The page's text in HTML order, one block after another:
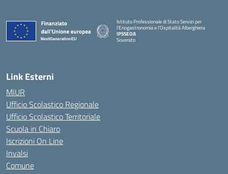
Istituto Professionale di Stato Servizi per
l'Enogastronomia e l'Ospitalità Alberghiera
IPSSEOA
Soverato
Link Esterni
MIUR
Ufficio Scolastico Regionale
Ufficio Scolastico Territoriale
Scuola in Chiaro
Iscrizioni On Line
Invalsi
Comune